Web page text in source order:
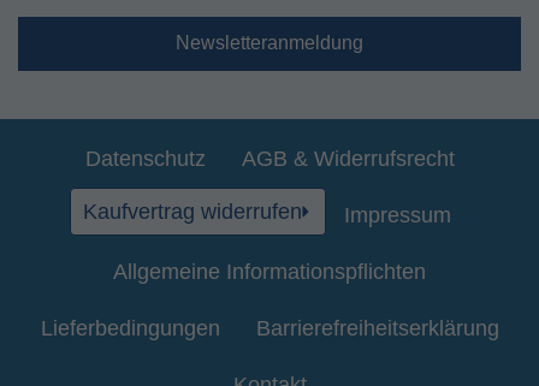
Newsletteranmeldung
Datenschutz AGB & Widerrufsrecht
Kaufvertrag widerrufen Impressum
Allgemeine Informationspflichten
Lieferbedingungen Barrierefreiheitserklärung